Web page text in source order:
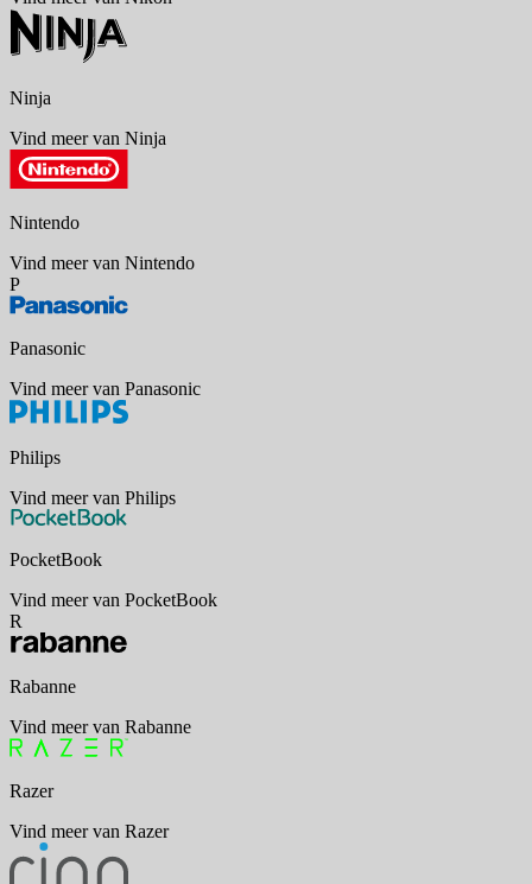
Ninja
Vind meer van Ninja
Nintendo
Vind meer van Nintendo
P
Panasonic
Vind meer van Panasonic
Philips
Vind meer van Philips
PocketBook
Vind meer van PocketBook
R
Rabanne
Vind meer van Rabanne
Razer
Vind meer van Razer